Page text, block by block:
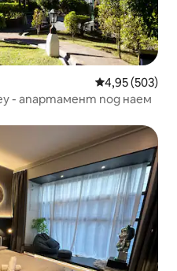
Средна
4,95 (503)
- апартамент под наем